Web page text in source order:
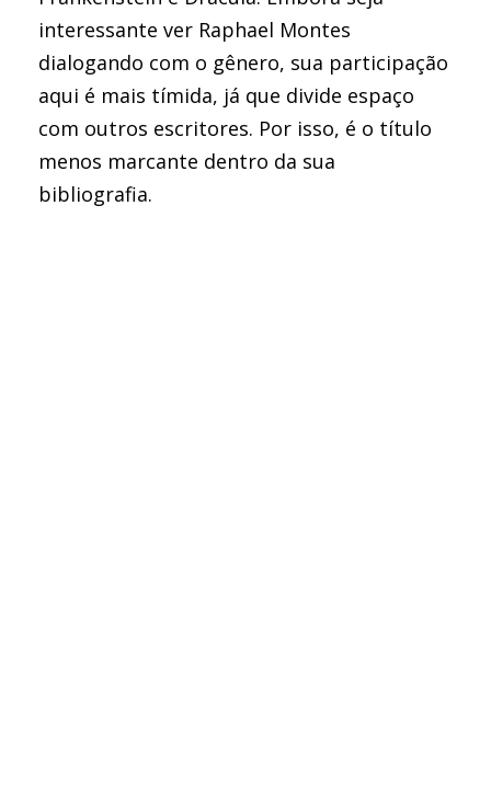
interessante ver Raphael Montes
dialogando com o gênero, sua participação
aqui é mais tímida, já que divide espaço
com outros escritores. Por isso, é o título
menos marcante dentro da sua
bibliografia.